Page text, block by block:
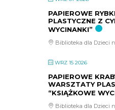
PAPIEROWE
PLASTYCZNE Z
WYCINANKI”
Biblioteka dla Dzieci
WRZ 15 2026
PAPIEROWE
WARSZTATY
“KSIĄŻKOWE
Biblioteka dla Dzieci